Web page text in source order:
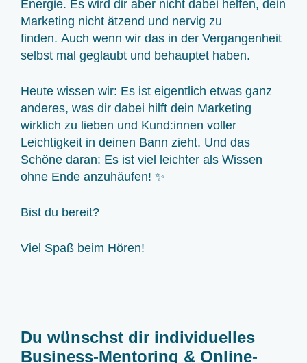
Energie. Es wird dir aber nicht dabei helfen, dein
Marketing nicht ätzend und nervig zu
finden. Auch wenn wir das in der Vergangenheit
selbst mal geglaubt und behauptet haben.
Heute wissen wir: Es ist eigentlich etwas ganz
anderes, was dir dabei hilft dein Marketing
wirklich zu lieben und Kund:innen voller
Leichtigkeit in deinen Bann zieht. Und das
Schöne daran: Es ist viel leichter als Wissen
ohne Ende anzuhäufen! ✨
Bist du bereit?
Viel Spaß beim Hören!
Du wünschst dir individuelles
Business-Mentoring & Online-